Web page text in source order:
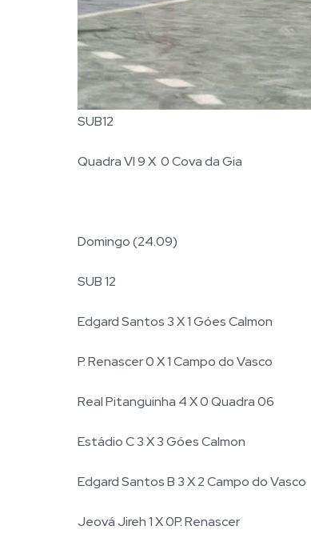
SUB12
Quadra VI 9 X 0 Cova da Gia
Domingo (24.09)
SUB 12
Edgard Santos 3 X 1 Góes Calmon
P. Renascer 0 X 1 Campo do Vasco
Real Pitanguinha 4 X 0 Quadra 06
Estádio C 3 X 3 Góes Calmon
Edgard Santos B 3 X 2 Campo do Vasco
Jeová Jireh 1 X 0P. Renascer